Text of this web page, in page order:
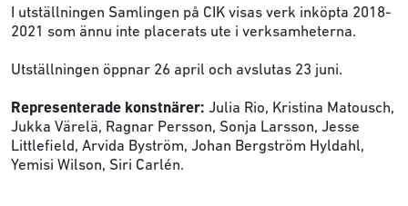
I utställningen Samlingen på CIK visas verk inköpta 2018-
2021 som ännu inte placerats ute i verksamheterna.
Utställningen öppnar 26 april och avslutas 23 juni.
Representerade konstnärer: Julia Rio, Kristina Matousch,
Jukka Värelä, Ragnar Persson, Sonja Larsson, Jesse
Littlefield, Arvida Byström, Johan Bergström Hyldahl,
Yemisi Wilson, Siri Carlén.